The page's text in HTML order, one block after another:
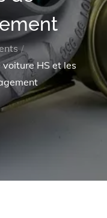
voiture HS et les